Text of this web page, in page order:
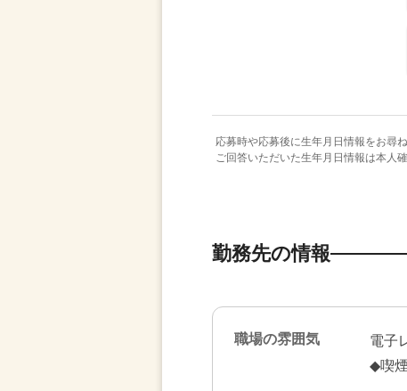
応募時や応募後に生年月日情報をお尋
ご回答いただいた生年月日情報は本人
勤務先の情報
職場の雰囲気
電子
◆喫